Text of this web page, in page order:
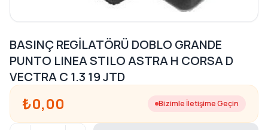
BASINÇ REGİLATÖRÜ DOBLO GRANDE
PUNTO LINEA STILO ASTRA H CORSA D
VECTRA C 1.3 19 JTD
₺0,00 Bizimle İletişime Geçin